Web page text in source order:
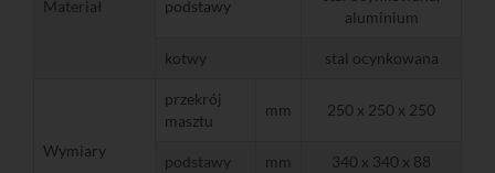
Materiał podstawy
aluminium
kotwy stal ocynkowana
Wymiary
przekrój
masztu
mm 250 x 250 x 250
podstawy mm 340 x 340 x 88